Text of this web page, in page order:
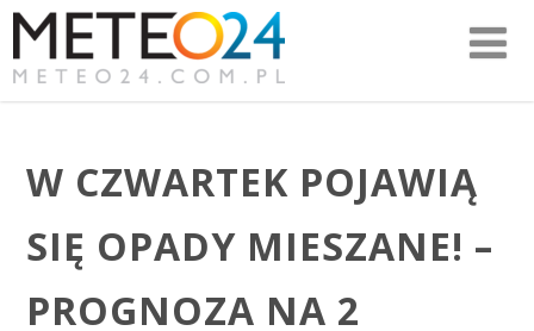
W CZWARTEK POJAWIĄ
SIĘ OPADY MIESZANE! –
PROGNOZA NA 2